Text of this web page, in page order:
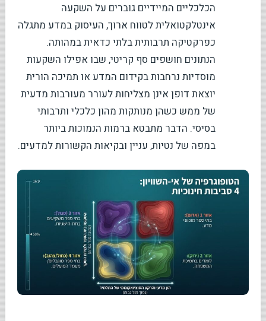
הכלכליים המיידיים גוברים על השקעה
אינטלקטואלית לטווח ארוך, העיסוק במדע מתגלה
כפרקטיקה תרבותית בלתי כדאית במהותה.
הנתונים חושפים סף קריטי, שבו אפילו השקעות
מוסדיות נרחבות בקידום המדע או תמיכה הורית
יוצאת דופן אינן מצליחות לעורר מעורבות מדעית
של ממש כשהן מנותקות מהון כלכלי ותרבותי
בסיסי. הדבר מתבטא ברמות הנמוכות ביותר
במפה של נטיות, עניין ובקיאות הקשורות למדעים.